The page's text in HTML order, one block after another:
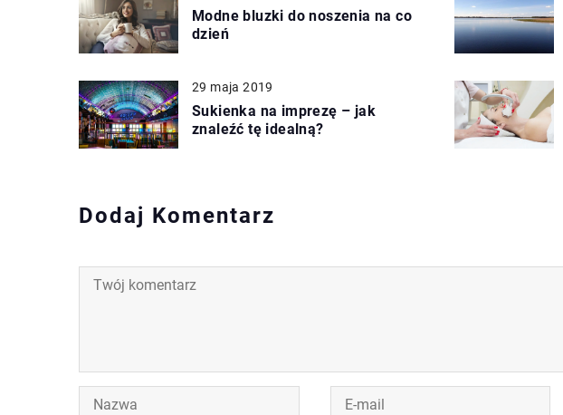
Modne bluzki do noszenia na co
dzień
29 maja 2019
Sukienka na imprezę – jak
znaleźć tę idealną?
Dodaj Komentarz